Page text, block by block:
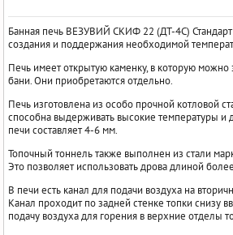
Банная печь ВЕЗУВИЙ СКИФ 22 (ДТ-4С)
создания и поддержания необходимой
Печь имеет открытую каменку, в которую можно
бани. Они приобретаются отдельно.
Печь изготовлена из особо прочной котловой
способна выдерживать высокие температуры и
печи составляет 4-6 мм.
Топочный тоннель также выполнен из стали
Это позволяет использовать дрова длиной
В печи есть канал для подачи воздуха на
Канал проходит по задней стенке топки снизу
подачу воздуха для горения в верхние отделы